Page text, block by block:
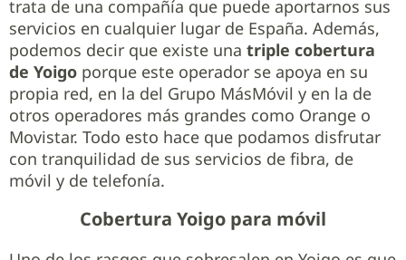
trata de una compañía que puede aportarnos sus
servicios en cualquier lugar de España. Además,
podemos decir que existe una triple cobertura
de Yoigo porque este operador se apoya en su
propia red, en la del Grupo MásMóvil y en la de
otros operadores más grandes como Orange o
Movistar. Todo esto hace que podamos disfrutar
con tranquilidad de sus servicios de fibra, de
móvil y de telefonía.
Cobertura Yoigo para móvil